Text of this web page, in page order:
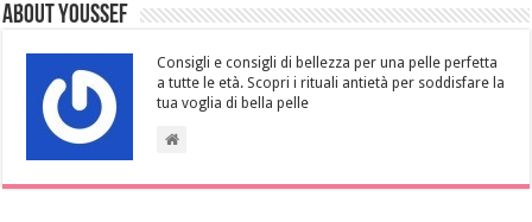
About Youssef
Consigli e consigli di bellezza per una pelle perfetta
a tutte le età. Scopri i rituali antietà per soddisfare la
tua voglia di bella pelle